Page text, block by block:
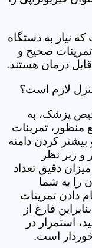
نیاز به دستگاه
صحیح و
درمان هستند.
لازم است؟
پزشک، به
منظور، تمرینات
کردن دامنه
زیر نظر
دقیق تعداد
را به شما
دادن تمرینات
فارغ از
استمرار در
است.